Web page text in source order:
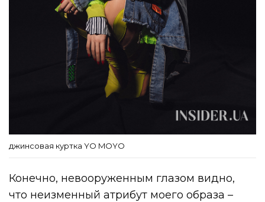
джинсовая куртка YO MOYO
Конечно, невооруженным глазом видно,
что неизменный атрибут моего образа –